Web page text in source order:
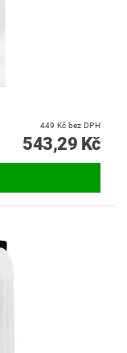
449 Kč bez DPH
543,29 Kč